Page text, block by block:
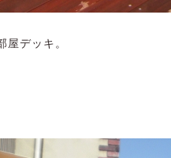
デッキ。